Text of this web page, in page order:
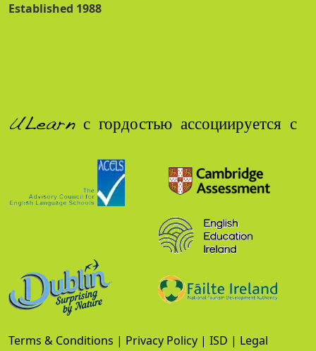
Established 1988
ULearn с гордостью ассоциируется с
Terms & Conditions | Privacy Policy | ISD | Legal